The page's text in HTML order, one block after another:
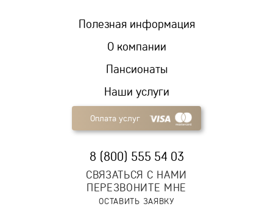
Пансионаты
Наши услуги
Полезная информация
О компании
Оплата услуг
8 (800) 555 54 03
СВЯЗАТЬСЯ С НАМИ
ПЕРЕЗВОНИТЕ МНЕ
ОСТАВИТЬ ЗАЯВКУ